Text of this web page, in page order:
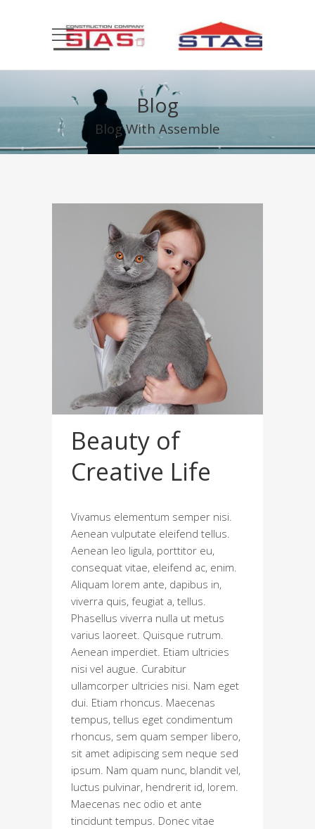
Blog
Blog With Assemble
Beauty of
Creative Life
Vivamus elementum semper nisi.
Aenean vulputate eleifend tellus.
Aenean leo ligula, porttitor eu,
consequat vitae, eleifend ac, enim.
Aliquam lorem ante, dapibus in,
viverra quis, feugiat a, tellus.
Phasellus viverra nulla ut metus
varius laoreet. Quisque rutrum.
Aenean imperdiet. Etiam ultricies
nisi vel augue. Curabitur
ullamcorper ultricies nisi. Nam eget
dui. Etiam rhoncus. Maecenas
tempus, tellus eget condimentum
rhoncus, sem quam semper libero,
sit amet adipiscing sem neque sed
ipsum. Nam quam nunc, blandit vel,
luctus pulvinar, hendrerit id, lorem.
Maecenas nec odio et ante
tincidunt tempus. Donec vitae